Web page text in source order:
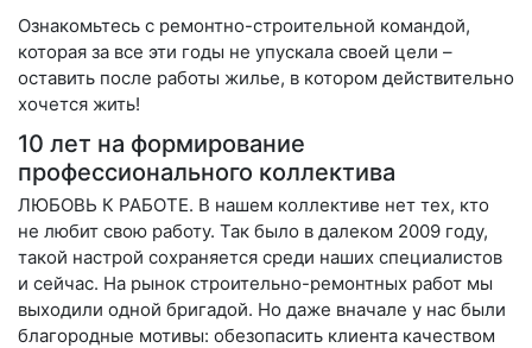
Ознакомьтесь с ремонтно-строительной командой,
которая за все эти годы не упускала своей цели –
оставить после работы жилье, в котором действительно
хочется жить!
10 лет на формирование
профессионального коллектива
ЛЮБОВЬ К РАБОТЕ. В нашем коллективе нет тех, кто
не любит свою работу. Так было в далеком 2009 году,
такой настрой сохраняется среди наших специалистов
и сейчас. На рынок строительно-ремонтных работ мы
выходили одной бригадой. Но даже вначале у нас были
благородные мотивы: обезопасить клиента качеством